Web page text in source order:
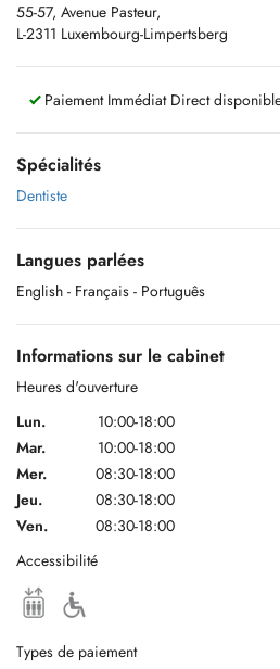
55-57, Avenue Pasteur,
L-2311 Luxembourg-Limpertsberg
Paiement Immédiat Direct
Spécialités
Dentiste
Langues parlées
English - Français - Português
Informations sur le cabinet
Heures d'ouverture
Lun.
10:00-18:00
Mar.
10:00-18:00
Mer.
08:30-18:00
Jeu.
08:30-18:00
Ven.
08:30-18:00
Accessibilité
Types de paiement